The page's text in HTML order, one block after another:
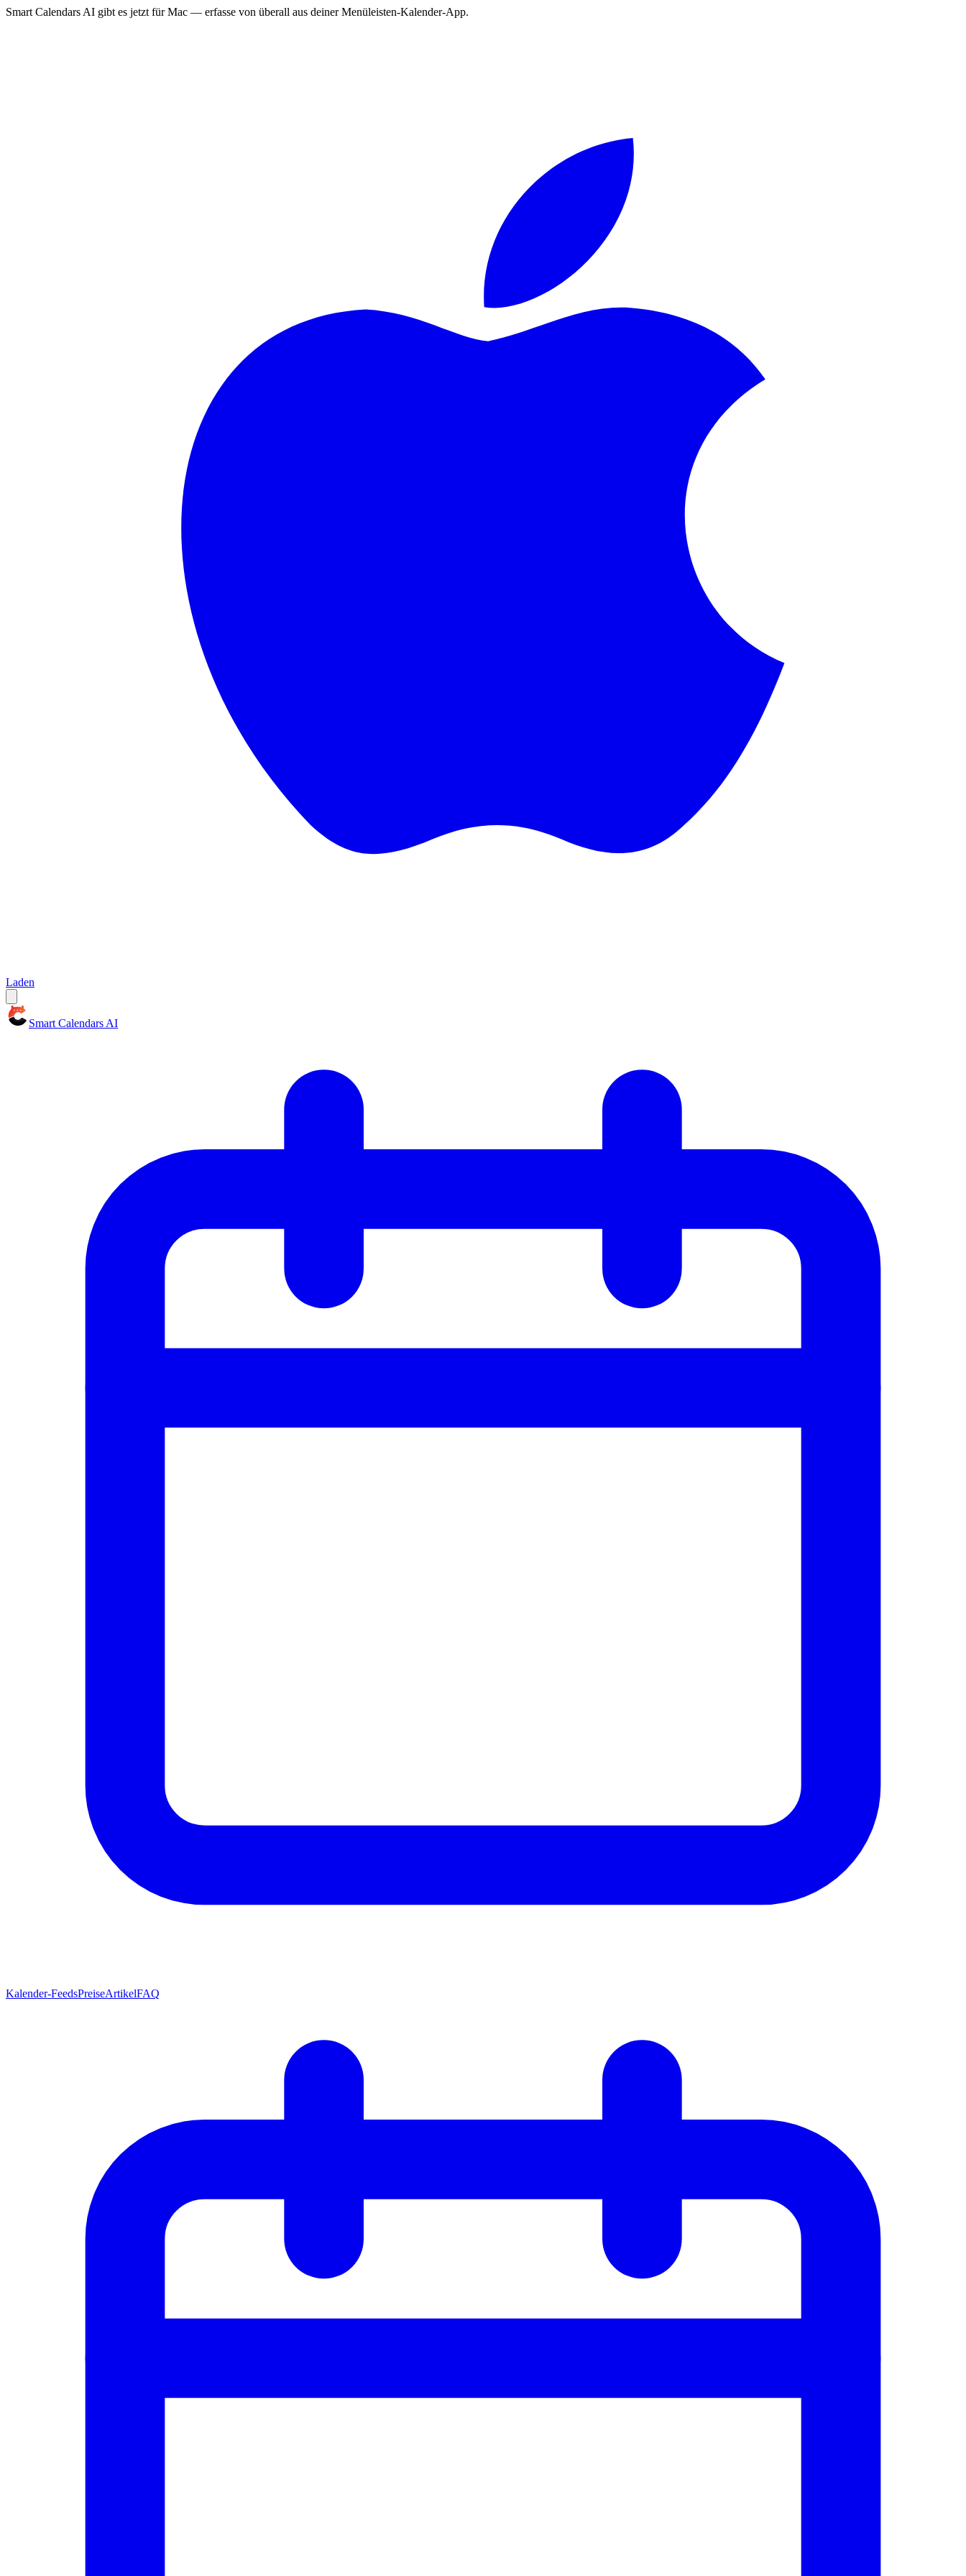
Smart Calendars AI gibt es jetzt für Mac — erfasse von überall aus deiner Menüleisten-Kalender-App.
Laden
Smart Calendars AI
Kalender-FeedsPreiseArtikelFAQ